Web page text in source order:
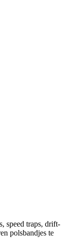
speed traps, drift-
polsbandjes te